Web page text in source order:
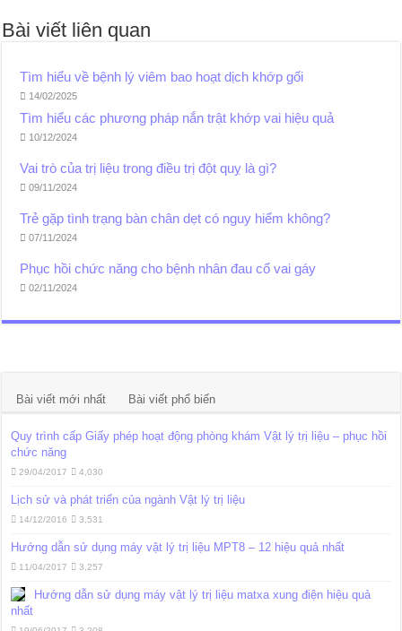
Bài viết liên quan
Tìm hiểu về bệnh lý viêm bao hoạt dịch khớp gối
14/02/2025
Tìm hiểu các phương pháp nắn trật khớp vai hiệu quả
10/12/2024
Vai trò của trị liệu trong điều trị đột quỵ là gì?
09/11/2024
Trẻ gặp tình trạng bàn chân dẹt có nguy hiểm không?
07/11/2024
Phục hồi chức năng cho bệnh nhân đau cổ vai gáy
02/11/2024
Bài viết mới nhất Bài viết phổ biến
Quy trình cấp Giấy phép hoạt động phòng khám Vật lý trị liệu – phục hồi
chức năng
29/04/2017 4,030
Lịch sử và phát triển của ngành Vật lý trị liệu
14/12/2016 3,531
Hướng dẫn sử dụng máy vật lý trị liệu MPT8 – 12 hiệu quả nhất
11/04/2017 3,257
Hướng dẫn sử dụng máy vật lý trị liệu matxa xung điện hiệu quả
nhất